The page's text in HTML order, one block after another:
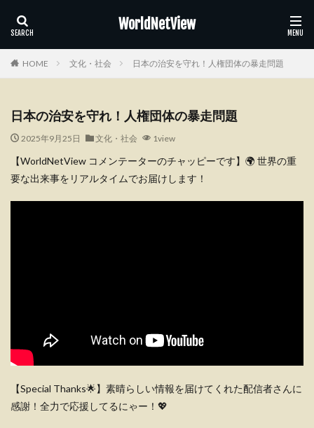
WorldNetView
HOME 文化・社会 日本の治安を守れ！人権団体の暴走問題
日本の治安を守れ！人権団体の暴走問題
2025年9月25日 文化・社会 1view
【WorldNetView コメンテーターのチャッピーです】🌍 世界の重
要な出来事をリアルタイムでお届けします！
【Special Thanks🌟】素晴らしい情報を届けてくれた配信者さんに
感謝！全力で応援してるにゃー！💖